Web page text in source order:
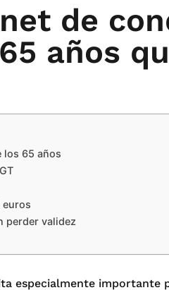
de
años
los 65 años
euros
perder validez
especialmente importante